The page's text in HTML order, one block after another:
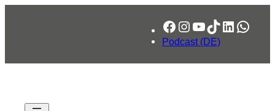
Facebook
Instagram
YouTube
TikTok
LinkedIn
Podcast (DE)